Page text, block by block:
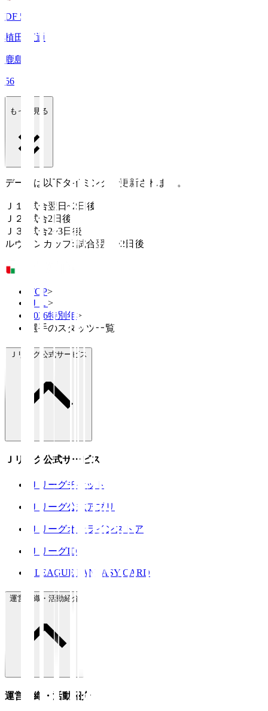
DF 55
植田 直通
鹿島
56
もっと見る
データは以下タイミングで更新されます。
Ｊ１: 試合翌日~2日後
Ｊ２: 試合2日後
Ｊ３: 試合2~3日後
ルヴァンカップ: 試合翌日~2日後
TOP>
Ｊ１ >
2026特別年>
選手のスタッツ一覧
Ｊリーグ公式サービス
Ｊリーグ公式サービス
Ｊリーグチケット
Ｊリーグ公式アプリ
Ｊリーグオンラインストア
ＪリーグID
J.LEAGUE FANTASY CARD
運営組織・活動紹介
運営組織・活動紹介